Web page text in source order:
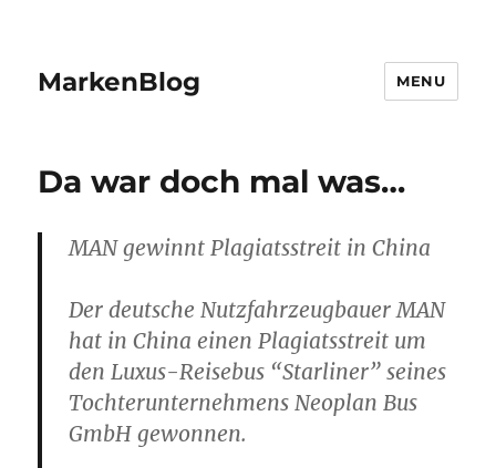
MarkenBlog MENU
Da war doch mal was…
MAN gewinnt Plagiatsstreit in China
Der deutsche Nutzfahrzeugbauer MAN
hat in China einen Plagiatsstreit um
den Luxus-Reisebus “Starliner” seines
Tochterunternehmens Neoplan Bus
GmbH gewonnen.